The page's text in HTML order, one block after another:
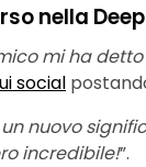
nella
mi ha
social
nuovo
incredibile!”.